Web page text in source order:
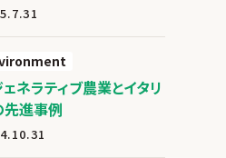
ェネラティブ農業とイタリ
先進事例